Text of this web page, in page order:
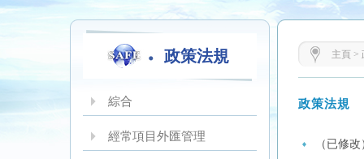
政策法規
綜合
經常項目外匯管理
主頁 >
政策法規
（已修